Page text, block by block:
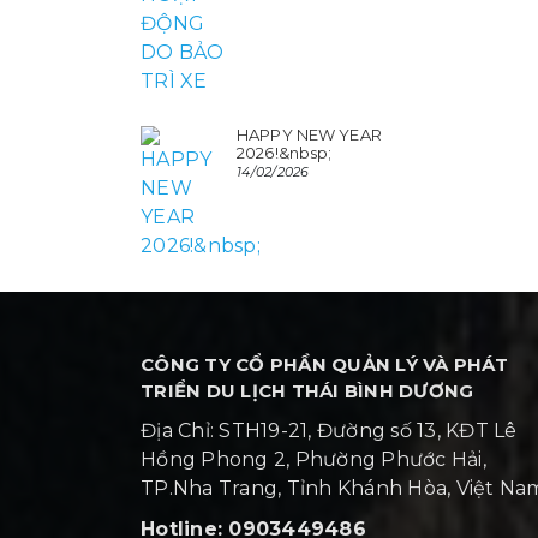
HAPPY NEW YEAR
2026!&nbsp;
14/02/2026
CÔNG TY CỔ PHẦN QUẢN LÝ VÀ PHÁT
TRIỂN DU LỊCH THÁI BÌNH DƯƠNG
Địa Chỉ: STH19-21, Đường số 13, KĐT Lê
Hồng Phong 2, Phường Phước Hải,
TP.Nha Trang, Tỉnh Khánh Hòa, Việt
Hotline: 0903449486